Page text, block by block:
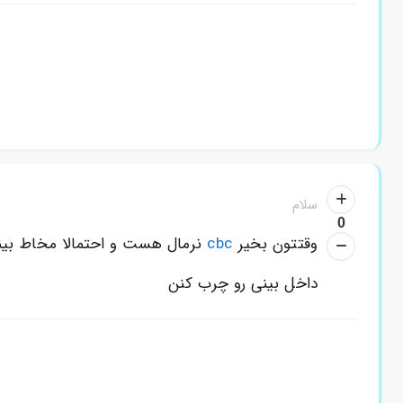
0
سلام
وقتتون بخیرcbc نرمال هست و احتمالا مخاط
داخل بینی رو چرب کنن